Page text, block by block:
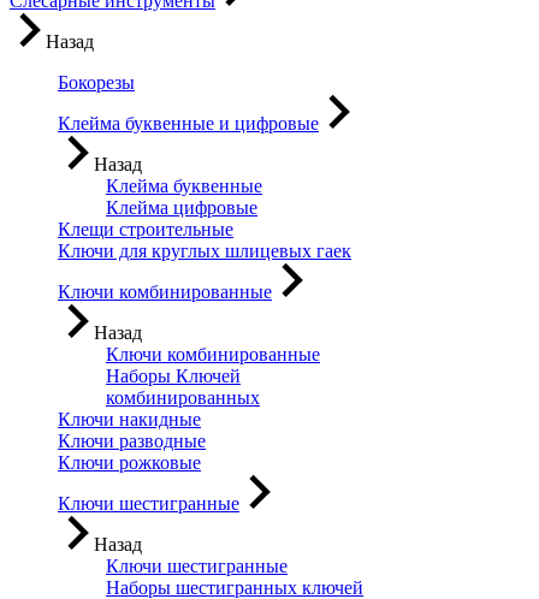
Назад
Бокорезы
Клейма буквенные и цифровые
Назад
Клейма буквенные
Клейма цифровые
Клещи строительные
Ключи для круглых шлицевых гаек
Ключи комбинированные
Назад
Ключи комбинированные
Наборы Ключей
комбинированных
Ключи накидные
Ключи разводные
Ключи рожковые
Ключи шестигранные
Назад
Ключи шестигранные
Наборы шестигранных ключей